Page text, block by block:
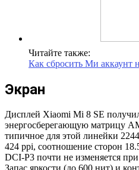
Читайте также:
Как сбросить Ми аккаунт
Экран
Дисплей Xiaomi Mi 8 SE
энергосберегающую матрицу
типичное для этой линейки
424 ppi, соотношение сторон
DCI-P3 почти не изменяется